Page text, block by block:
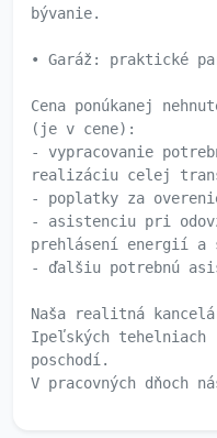
bývanie.
• Garáž: praktické
Cena ponúkanej
(je v cene):
- vypracovanie
realizáciu celej
- poplatky za
- asistenciu pri
prehlásení energií a
- ďalšiu potrebnú
Naša realitná
Ipeľských
poschodí.